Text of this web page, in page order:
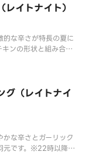
イトナイト）
的な辛さが特長の夏に
ンの形状と組み合わ
グ（レイトナイ
かな辛さとガーリック
元です。※22時以降は